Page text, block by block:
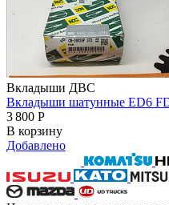
Вкладыши ДВС
Вкладыши шатунные ED6
3 800 Р
В корзину
Добавлено